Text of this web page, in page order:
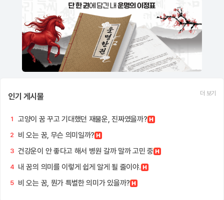
인기 게시물 더 보기
1 고양이 꿈 꾸고 기대했던 재물운, 진짜였을까?
2 비 오는 꿈, 무슨 의미일까?
3 건강운이 안 좋다고 해서 병원 갈까 말까 고민 중
4 내 꿈의 의미를 이렇게 쉽게 알게 될 줄이야.
5 비 오는 꿈, 뭔가 특별한 의미가 있을까?